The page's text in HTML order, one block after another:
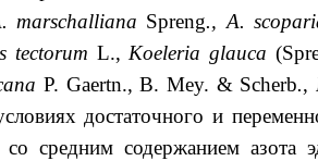
marschalliana Spreng., A.
tectorum L., Koeleria glauca
P. Gaertn., B. Mey. & Scherb.,
достаточного и
со средним содержанием азота